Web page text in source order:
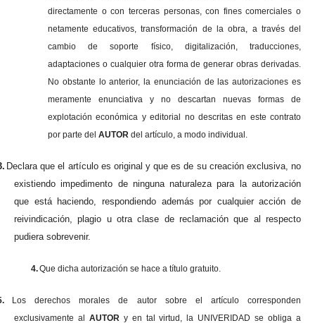
directamente o con terceras personas, con fines comerciales o
netamente educativos, transformación de la obra, a través del
cambio de soporte físico, digitalización, traducciones,
adaptaciones o cualquier otra forma de generar obras derivadas.
No obstante lo anterior, la enunciación de las autorizaciones es
meramente enunciativa y no descartan nuevas formas de
explotación económica y editorial no descritas en este contrato
por parte del AUTORdel artículo, a modo individual.
Declara que el artículo es original y que es de su creación exclusiva, no
existiendo impedimento de ninguna naturaleza para la autorización
que está haciendo, respondiendo además por cualquier acción de
reivindicación, plagio u otra clase de reclamación que al respecto
pudiera sobrevenir.
4.Que dicha autorización se hace a título gratuito.
Los derechos morales de autor sobre el artículo corresponden
exclusivamente al AUTOR y en tal virtud, la UNIVERIDAD se obliga a